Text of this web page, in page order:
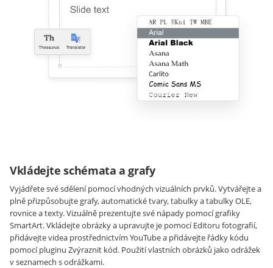
Vkládejte schémata a grafy
Vyjádřete své sdělení pomocí vhodných vizuálních prvků. Vytvářejte a
plně přizpůsobujte grafy, automatické tvary, tabulky a tabulky OLE,
rovnice a texty. Vizuálně prezentujte své nápady pomocí grafiky
SmartArt. Vkládejte obrázky a upravujte je pomocí Editoru fotografií,
přidávejte videa prostřednictvím YouTube a přidávejte řádky kódu
pomocí pluginu Zvýraznit kód. Použití vlastních obrázků jako odrážek
v seznamech s odrážkami.